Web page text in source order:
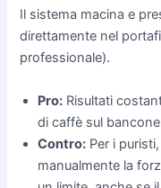
Il sistema macina e
direttamente nel
professionale).
Pro: Risultati
di caffè sul
Contro: Per i
manualmente la